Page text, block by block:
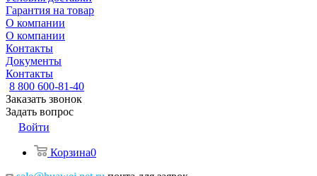
Гарантия на товар
О компании
О компании
Контакты
Документы
Контакты
8 800 600-81-40
Заказать звонок
Задать вопрос
Войти
Корзина0